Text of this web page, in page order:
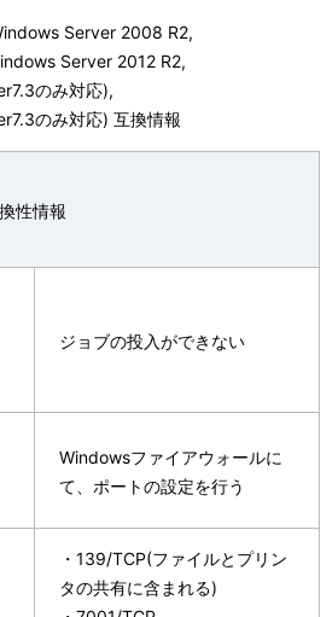
Server 2008 R2,
Server 2012 R2,
のみ対応),
のみ対応) 互換情報
性情報
ジョブの投入ができない
Windowsファイアウォールに
て、ポートの設定を行う
・139/TCP(ファイルとプリン
タの共有に含まれる)